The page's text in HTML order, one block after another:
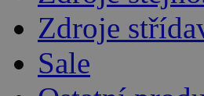
Zdroje
Sale